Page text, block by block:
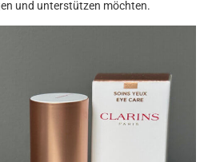
und unterstützen möchten.